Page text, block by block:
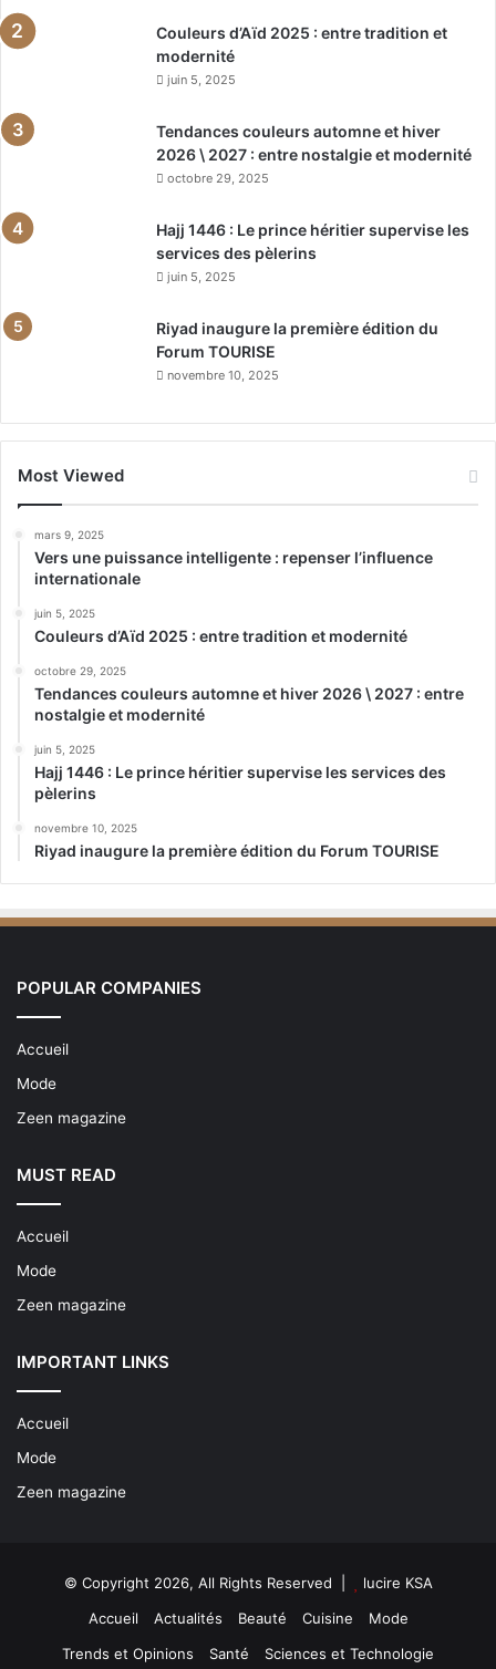
Couleurs d’Aïd 2025 : entre tradition et
modernité
juin 5, 2025
Tendances couleurs automne et hiver
2026 \ 2027 : entre nostalgie et modernité
octobre 29, 2025
Hajj 1446 : Le prince héritier supervise les
services des pèlerins
juin 5, 2025
Riyad inaugure la première édition du
Forum TOURISE
novembre 10, 2025
Most Viewed
mars 9, 2025
Vers une puissance intelligente : repenser l’influence
internationale
juin 5, 2025
Couleurs d’Aïd 2025 : entre tradition et modernité
octobre 29, 2025
Tendances couleurs automne et hiver 2026 \ 2027 : entre
nostalgie et modernité
juin 5, 2025
Hajj 1446 : Le prince héritier supervise les services des
pèlerins
novembre 10, 2025
Riyad inaugure la première édition du Forum TOURISE
POPULAR COMPANIES
Accueil
Mode
Zeen magazine
MUST READ
Accueil
Mode
Zeen magazine
IMPORTANT LINKS
Accueil
Mode
Zeen magazine
© Copyright 2026, All Rights Reserved |
lucire KSA
Accueil
Actualités Beauté Cuisine
Mode
Trends et Opinions
Santé Sciences et Technologie